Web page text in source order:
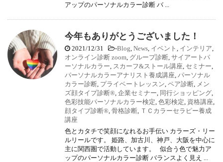
アップのパーソナルカラー診断 バ ...
今年もありがとうございました！
2021/12/31 -Blog, News, イベント , インテリア,
オンライン診断 zoom, グループ診断, サイアートパ
ーソナルカラー, スカーフ&ストール講座, セミナー,
パーソナルカラーアナリスト養成講座, パーソナル
カラー診断, プライベートレッスン, ペア診断, メン
ズ顔タイプ診断®, 企業セミナー, 同行ショッピング,
色彩技能パーソナルカラー検定, 色彩検定, 資格講座,
顔タイプ診断®, 骨格診断, ＴＣカラーセラピー養成
講座
色とカタチで笑顔になれるお手伝い カラーズ・リー
ルリールです。 姫路、加古川、神戸、大阪を中心に
主に関西圏で活動しています。 似合う色で魅力ア
ップのパーソナルカラー診断 バランスよく見え ...